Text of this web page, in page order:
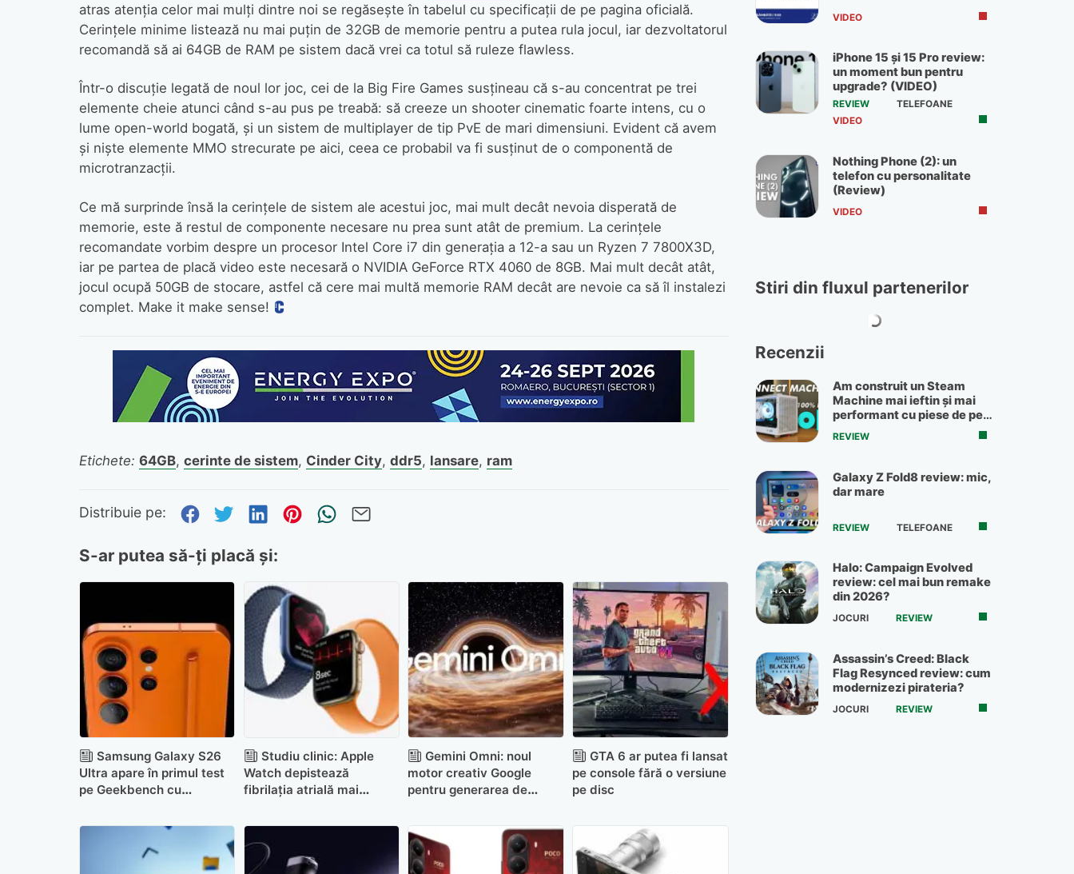
atras atenția celor mai mulți dintre noi se regăsește în tabelul cu specificații de pe pagina oficială.
Cerințele minime listează nu mai puțin de 32GB de memorie pentru a putea rula jocul, iar dezvoltatorul
recomandă să ai 64GB de RAM pe sistem dacă vrei ca totul să ruleze flawless.
Într-o discuție legată de noul lor joc, cei de la Big Fire Games susțineau că s-au concentrat pe trei
elemente cheie atunci când s-au pus pe treabă: să creeze un shooter cinematic foarte intens, cu o
lume open-world bogată, și un sistem de multiplayer de tip PvE de mari dimensiuni. Evident că avem
și niște elemente MMO strecurate pe aici, ceea ce probabil va fi susținut de o componentă de
microtranzacții.
Ce mă surprinde însă la cerințele de sistem ale acestui joc, mai mult decât nevoia disperată de
memorie, este ă restul de componente necesare nu prea sunt atât de premium. La cerințele
recomandate vorbim despre un procesor Intel Core i7 din generația a 12-a sau un Ryzen 7 7800X3D,
iar pe partea de placă video este necesară o NVIDIA GeForce RTX 4060 de 8GB. Mai mult decât atât,
jocul ocupă 50GB de stocare, astfel că cere mai multă memorie RAM decât are nevoie ca să îl instalezi
complet. Make it make sense!
Etichete: 64GB, cerinte de sistem, Cinder City, ddr5, lansare, ram
Distribuie pe: Distribuie pe Facebook
Distribuie pe Twitter
Distribuie pe LinkedIn
Distribuie pe Pinterest
Trimite prin whatsapp
S-ar putea să-ți placă și:
Samsung Galaxy S26
Ultra apare în primul test
pe Geekbench cu
Studiu clinic: Apple
Watch depistează
fibrilația atrială mai
medicale de rutină
Gemini Omni: noul
motor creativ Google
pentru generarea de
muzică
GTA 6 ar putea fi lansat
pe console fără o versiune
pe disc
VIDEO
iPhone 15 și 15 Pro review:
un moment bun pentru
upgrade? (VIDEO)
REVIEW
TELEFOANE
VIDEO
Nothing Phone (2): un
telefon cu personalitate
(Review)
VIDEO
Stiri din fluxul partenerilor
Recenzii
Am construit un Steam
Machine mai ieftin și mai
performant cu piese de pe
OLX
REVIEW
Galaxy Z Fold8 review: mic,
dar mare
REVIEW TELEFOANE
Halo: Campaign Evolved
review: cel mai bun remake
din 2026?
JOCURI REVIEW
Assassin’s Creed: Black
Flag Resynced review: cum
modernizezi pirateria?
JOCURI REVIEW